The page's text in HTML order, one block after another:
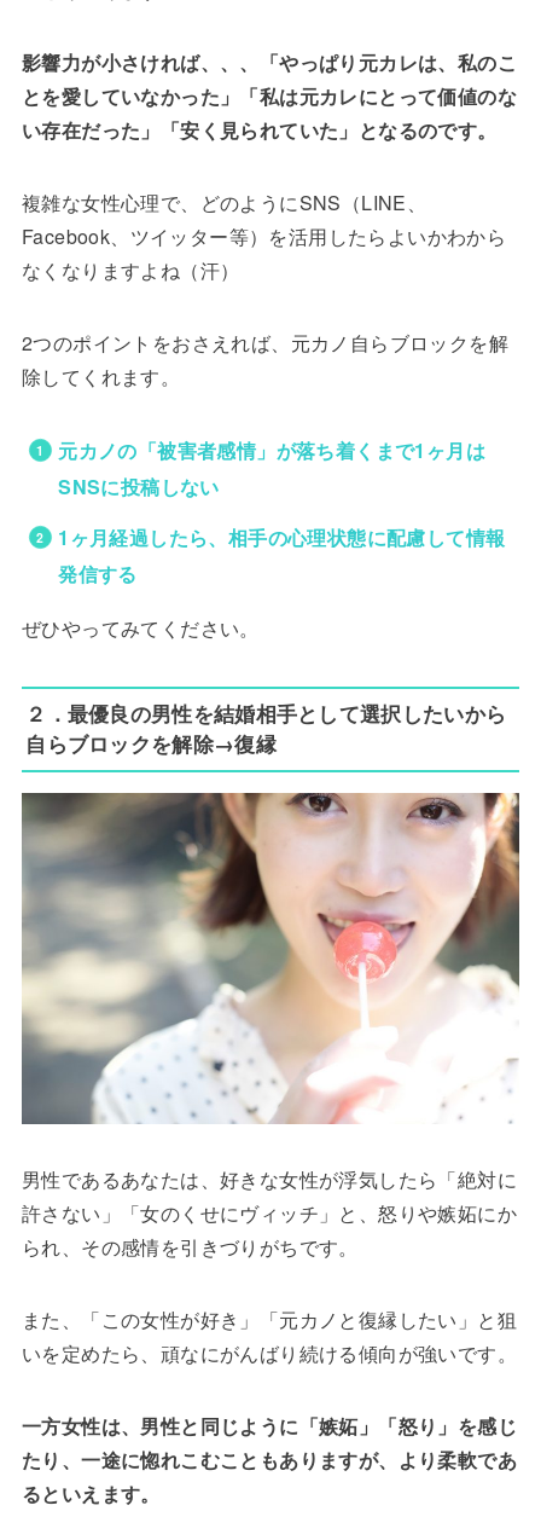
影響力が小さければ、、、「やっぱり元カレは、私のこ
とを愛していなかった」「私は元カレにとって価値のな
い存在だった」「安く見られていた」となるのです。
複雑な女性心理で、どのようにSNS（LINE、
Facebook、ツイッター等）を活用したらよいかわから
なくなりますよね（汗）
2つのポイントをおさえれば、元カノ自らブロックを解
除してくれます。
元カノの「被害者感情」が落ち着くまで1ヶ月は
SNSに投稿しない
1ヶ月経過したら、相手の心理状態に配慮して情報
発信する
ぜひやってみてください。
２．最優良の男性を結婚相手として選択したいから
自らブロックを解除→復縁
男性であるあなたは、好きな女性が浮気したら「絶対に
許さない」「女のくせにヴィッチ」と、怒りや嫉妬にか
られ、その感情を引きづりがちです。
また、「この女性が好き」「元カノと復縁したい」と狙
いを定めたら、頑なにがんばり続ける傾向が強いです。
一方女性は、男性と同じように「嫉妬」「怒り」を感じ
たり、一途に惚れこむこともありますが、より柔軟であ
るといえます。